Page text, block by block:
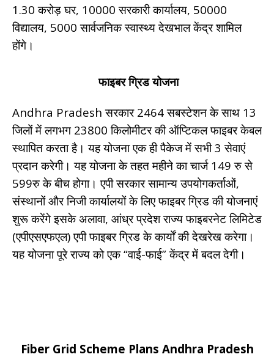
1.30 करोड़ घर, 10000 सरकारी कार्यालय, 50000
विद्यालय, 5000 सार्वजनिक स्वास्थ्य देखभाल केंद्र शामिल
होंगे।
फाइबर ग्रिड योजना
Andhra Pradesh सरकार 2464 सबस्टेशन के साथ 13
जिलों में लगभग 23800 किलोमीटर की ऑप्टिकल फाइबर केबल
स्थापित करता है। यह योजना एक ही पैकेज में सभी 3 सेवाएं
प्रदान करेगी। यह योजना के तहत महीने का चार्ज 149 रु से
599रु के बीच होगा। एपी सरकार सामान्य उपयोगकर्ताओं,
संस्थानों और निजी कार्यालयों के लिए फाइबर ग्रिड की योजनाएं
शुरू करेंगे इसके अलावा, आंध्र प्रदेश राज्य फाइबरनेट लिमिटेड
(एपीएसएफएल) एपी फाइबर ग्रिड के कार्यों की देखरेख करेगा।
यह योजना पूरे राज्य को एक “वाई-फाई” केंद्र में बदल देगी।
Fiber Grid Scheme Plans Andhra Pradesh